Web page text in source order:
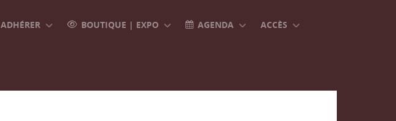
ADHÉRER BOUTIQUE | EXPO AGENDA ACCÈS